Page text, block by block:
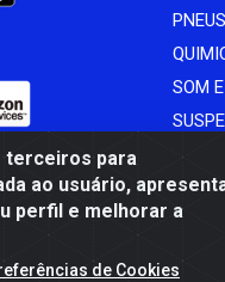
terceiros para
ao usuário,
perfil e melhorar a
de Cookies
SOM
PEÇAS LTDA Matriz - av